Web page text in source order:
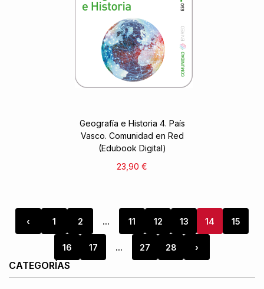
Geografía e Historia 4. País
Vasco. Comunidad en Red
(Edubook Digital)
23,90 €
‹ 1 2 ... 11 12 13 14 15
16 17 ... 27 28 ›
CATEGORÍAS